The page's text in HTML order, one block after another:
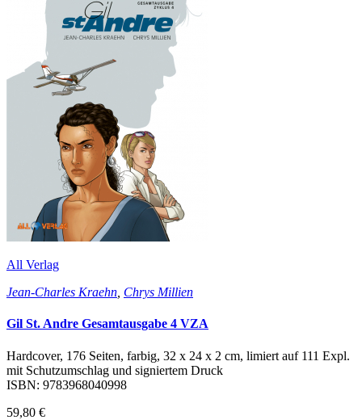
All Verlag
Jean-Charles Kraehn Chrys Millien
Gil St. Andre Gesamtausgabe 4 VZA
Hardcover, 176 Seiten, farbig, 32 x 24 x 2 cm, limiert auf 111 Expl.
mit Schutzumschlag und signiertem Druck
ISBN: 9783968040998
59,80 €